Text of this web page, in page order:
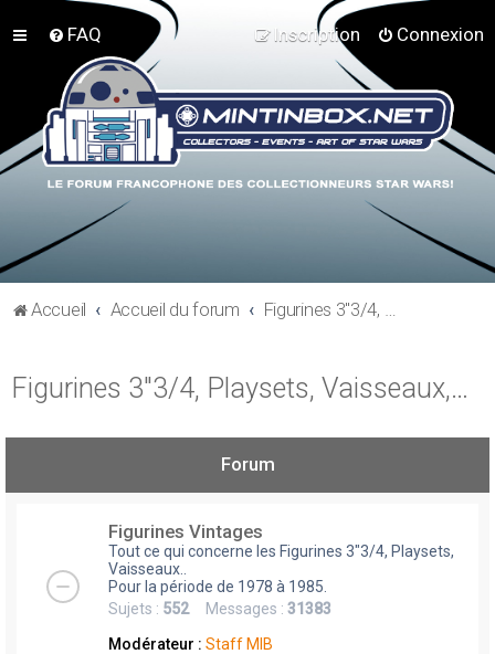
FAQ Connexion
Inscription
Accueil Accueil du forum Figurines 3"3/4, Playsets, Vaisseaux,…
Figurines 3"3/4, Playsets, Vaisseaux,…
Forum
Figurines Vintages
Tout ce qui concerne les Figurines 3"3/4, Playsets,
Vaisseaux..
Pour la période de 1978 à 1985.
Sujets : 552Messages : 31383
Modérateur : Staff MIB